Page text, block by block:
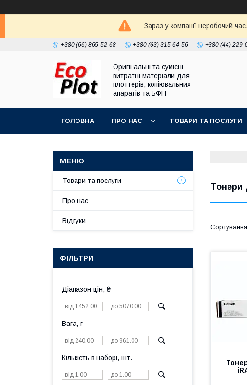
Зараз у компанії неробочий
+380 (66) 865-52-68 +380 (63) 315-64-56 +380 (44) 229-
Оригінальні та сумісні
витратні матеріали для
плоттерів, копіювальних
апаратів та БФП
ГОЛОВНА ПРО НАС ТОВАРИ ТА ПОСЛУГИ
Тонери
Товари та послуги
Про нас
Відгуки
ФІЛЬТРИ
Діапазон цін, ₴
Вага, г
Кількість в наборі, шт.